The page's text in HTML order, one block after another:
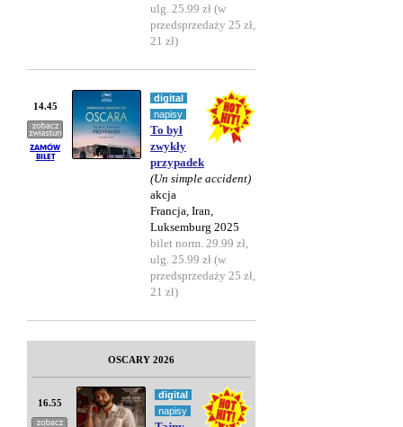
ulg. 25.99 zł (w
przedsprzedaży 25 zł,
21 zł)
14.45
digital
napisy
To był
zwykły
przypadek
(Un simple accident)
akcja
Francja, Iran,
Luksemburg 2025
bilet norm. 29.99 zł,
ulg. 25.99 zł (w
przedsprzedaży 25 zł,
21 zł)
OSCARY 2026
16.55
digital
napisy